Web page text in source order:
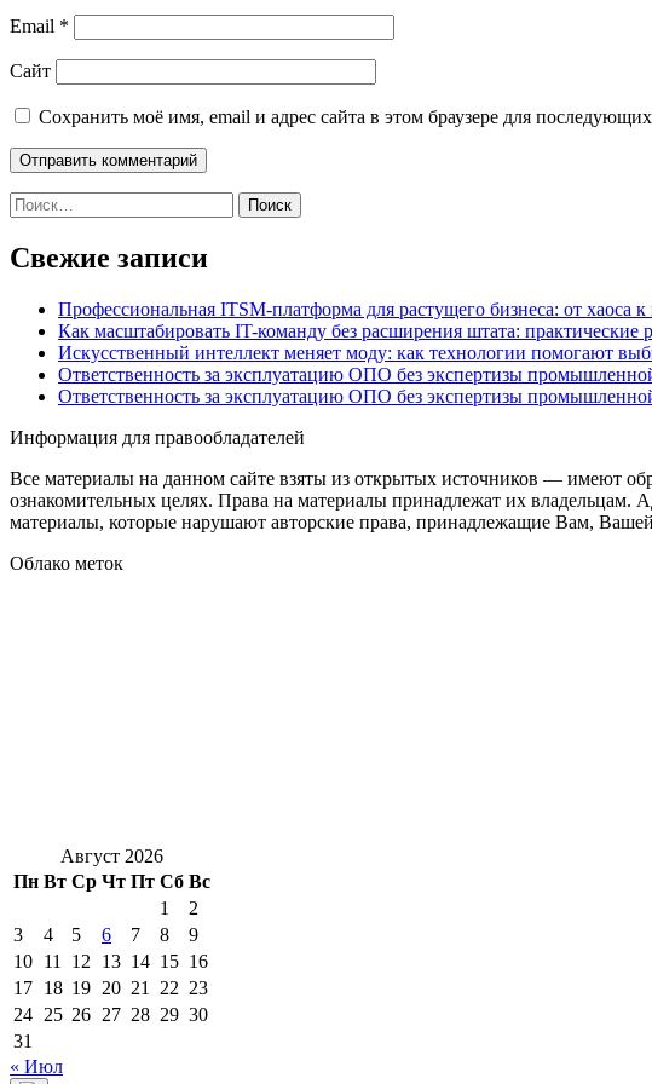
Email *
Сайт
Сохранить моё имя, email и адрес сайта в этом браузере для
Найти:
Свежие записи
Профессиональная ITSM-платформа для растущего бизнеса: от хаоса
Как масштабировать IT-команду без расширения штата: практические
Искусственный интеллект меняет моду: как технологии помогают
Ответственность за эксплуатацию ОПО без экспертизы
Ответственность за эксплуатацию ОПО без экспертизы
Информация для правообладателей
Все материалы на данном сайте взяты из открытых источников — имеют
ознакомительных целях. Права на материалы принадлежат их владельцам.
материалы, которые нарушают авторские права, принадлежащие Вам,
Облако меток
Август 2026
Пн Вт Ср Чт Пт Сб Вс
1
2
3
4 5 6 7 8
9
10 11 12 13 14 15 16
17 18 19 20 21 22 23
24 25 26 27 28 29 30
31
« Июл